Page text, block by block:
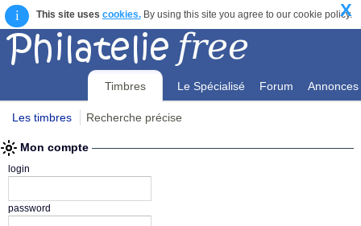
i This site uses cookies.By using this site you agree to our cookie policy.
X
Timbres Le Spécialisé Forum Annonces
Les timbres Recherche précise
Mon compte
login
password